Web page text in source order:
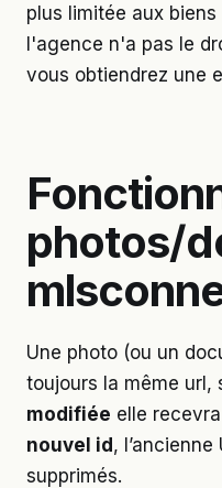
plus limitée aux
l'agence n'a pas le
vous obtiendrez une
photos/
Une photo (ou un
toujours la même url,
modifiée elle recevra
nouvel id ,
supprimés.